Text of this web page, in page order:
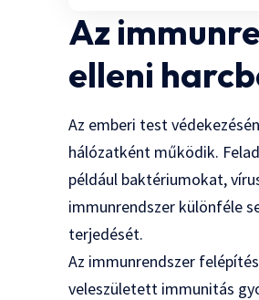
Az
elleni
Az emberi test
hálózatként működik.
például baktériumokat,
immunrendszer különféle
terjedését.
Az immunrendszer
veleszületett immunitás